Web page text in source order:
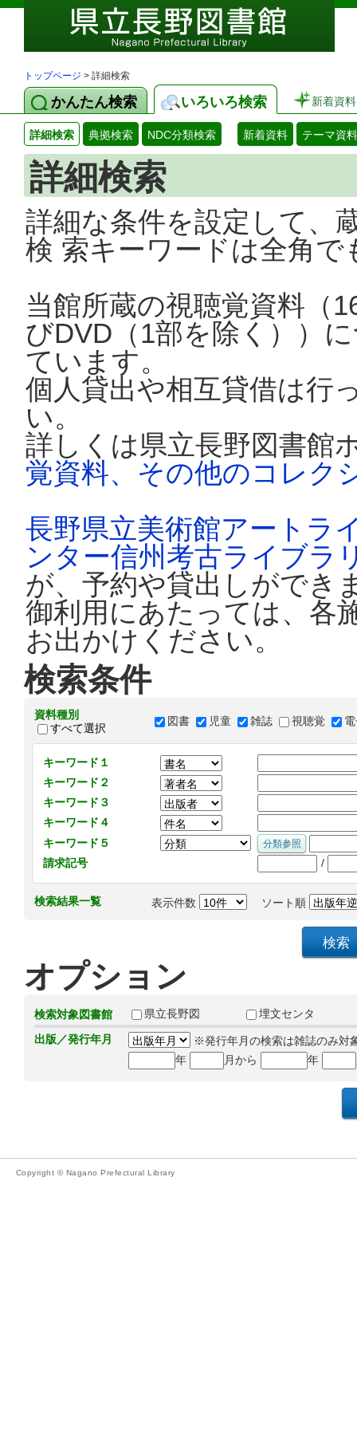
トップページ > 詳細検索
かんたん検索 いろいろ検索 新着資料
詳細検索 典拠検索 NDC分類検索 新着資料 テーマ資料
詳細検索
詳細な条件を設定して、
検 索キーワードは全角
当館所蔵の視聴覚資料（
びDVD（1部を除く））
ています。
個人貸出や相互貸借は行
い。
詳しくは県立長野図書館
覚資料、その他のコレク
長野県立美術館アートラ
ンター信州考古ライブラ
が、予約や貸出しができ
御利用にあたっては、各
お出かけください。
検索条件
資料種別
すべて選択
図書 児童 雑誌 視聴覚
キーワード１
キーワード２
キーワード３
キーワード４
キーワード５
請求記号
/
検索結果一覧 表示件数 ソート順
オプション
検索対象図書館 県立長野図
埋文センタ
出版／発行年月
※発行年月の検索は雑誌のみ対
年
月から 年
Copyright © Nagano Prefectural Library